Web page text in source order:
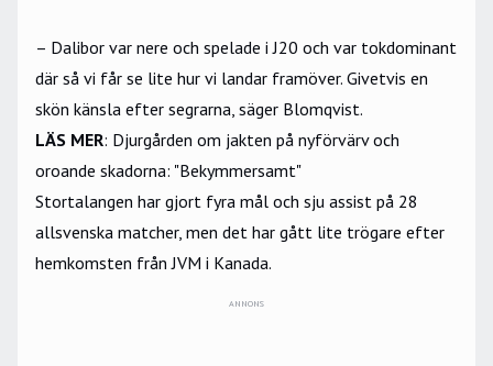
– Dalibor var nere och spelade i J20 och var tokdominant
där så vi får se lite hur vi landar framöver. Givetvis en
skön känsla efter segrarna, säger Blomqvist.
LÄS MER: Djurgården om jakten på nyförvärv och
oroande skadorna: "Bekymmersamt"
Stortalangen har gjort fyra mål och sju assist på 28
allsvenska matcher, men det har gått lite trögare efter
hemkomsten från JVM i Kanada.
ANNONS